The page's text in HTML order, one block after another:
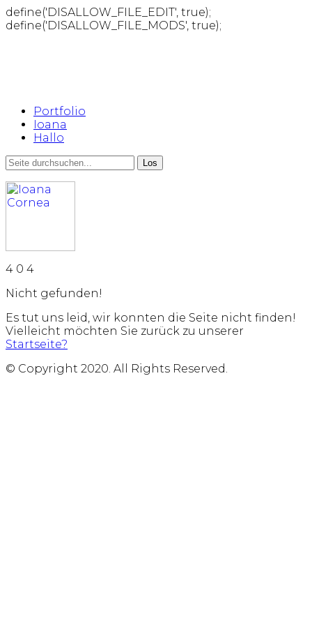
define('DISALLOW_FILE_EDIT', true);
define('DISALLOW_FILE_MODS', true);
Portfolio
Ioana
Hallo
4 0 4
Nicht gefunden!
Es tut uns leid, wir konnten die Seite nicht finden!
Vielleicht möchten Sie zurück zu unserer
Startseite?
© Copyright 2020. All Rights Reserved.